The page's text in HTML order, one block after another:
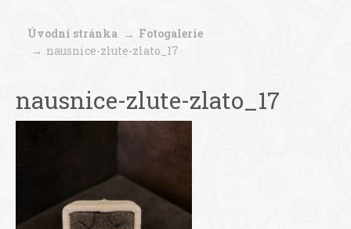
Úvodní stránka
Fotogalerie
nausnice-zlute-zlato_17
nausnice-zlute-zlato_17